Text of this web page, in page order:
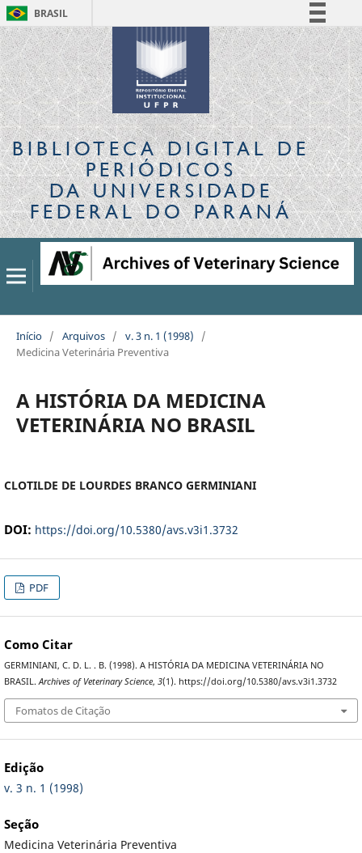
BRASIL
Simplifique!
Comunica BR
Participe
Acesso à informação
Legislação
Canais
BIBLIOTECA DIGITALDE
PERIÓDICOS
DA UNIVERSIDADE
FEDERAL DO PARANÁ
Início / Arquivos / v. 3 n. 1 (1998)
/
Medicina Veterinária Preventiva
A HISTÓRIA DA MEDICINA
VETERINÁRIA NO BRASIL
CLOTILDE DE LOURDES BRANCO GERMINIANI
DOI: https://doi.org/10.5380/avs.v3i1.3732
PDF
Como Citar
GERMINIANI, C. D. L. . B. (1998). A HISTÓRIA DA MEDICINA VETERINÁRIA NO
BRASIL.Archives of Veterinary Science, 3(1). https://doi.org/10.5380/avs.v3i1.3732
Fomatos de Citação
Edição
v. 3 n. 1 (1998)
Seção
Medicina Veterinária Preventiva